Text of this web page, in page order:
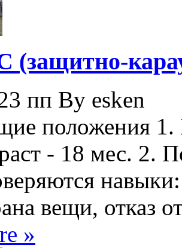
(защитно-
пп By esken
положения
- 18 мес. 2.
вещи, отказ
»